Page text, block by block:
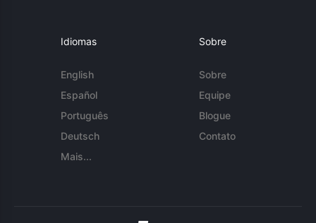
Idiomas
English
Español
Português
Deutsch
Mais...
Sobre
Sobre
Equipe
Blogue
Contato